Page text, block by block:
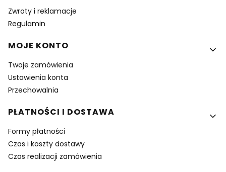
Zwroty i reklamacje
Regulamin
MOJE KONTO
Twoje zamówienia
Ustawienia konta
Przechowalnia
PŁATNOŚCI I DOSTAWA
Formy płatności
Czas i koszty dostawy
Czas realizacji zamówienia